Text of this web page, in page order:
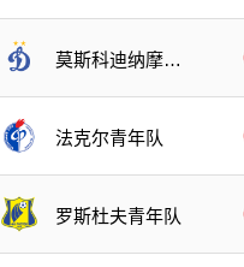
莫斯科迪纳摩青
法克尔青年队
罗斯杜夫青年队